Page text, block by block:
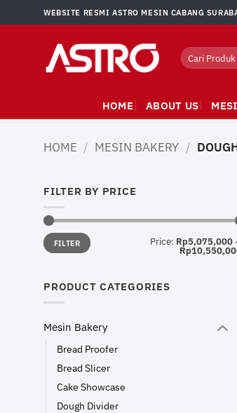
to
WEBSITE RESMI ASTRO MESIN CABANG
Search
for:
HOME ABOUT US
HOME / MESIN BAKERY /
FILTER BY PRICE
Min
price
Max
priceFILTER Price: Rp5,075,000
PRODUCT CATEGORIES
Mesin Bakery
Bread Proofer
Bread Slicer
Cake Showcase
Dough Divider